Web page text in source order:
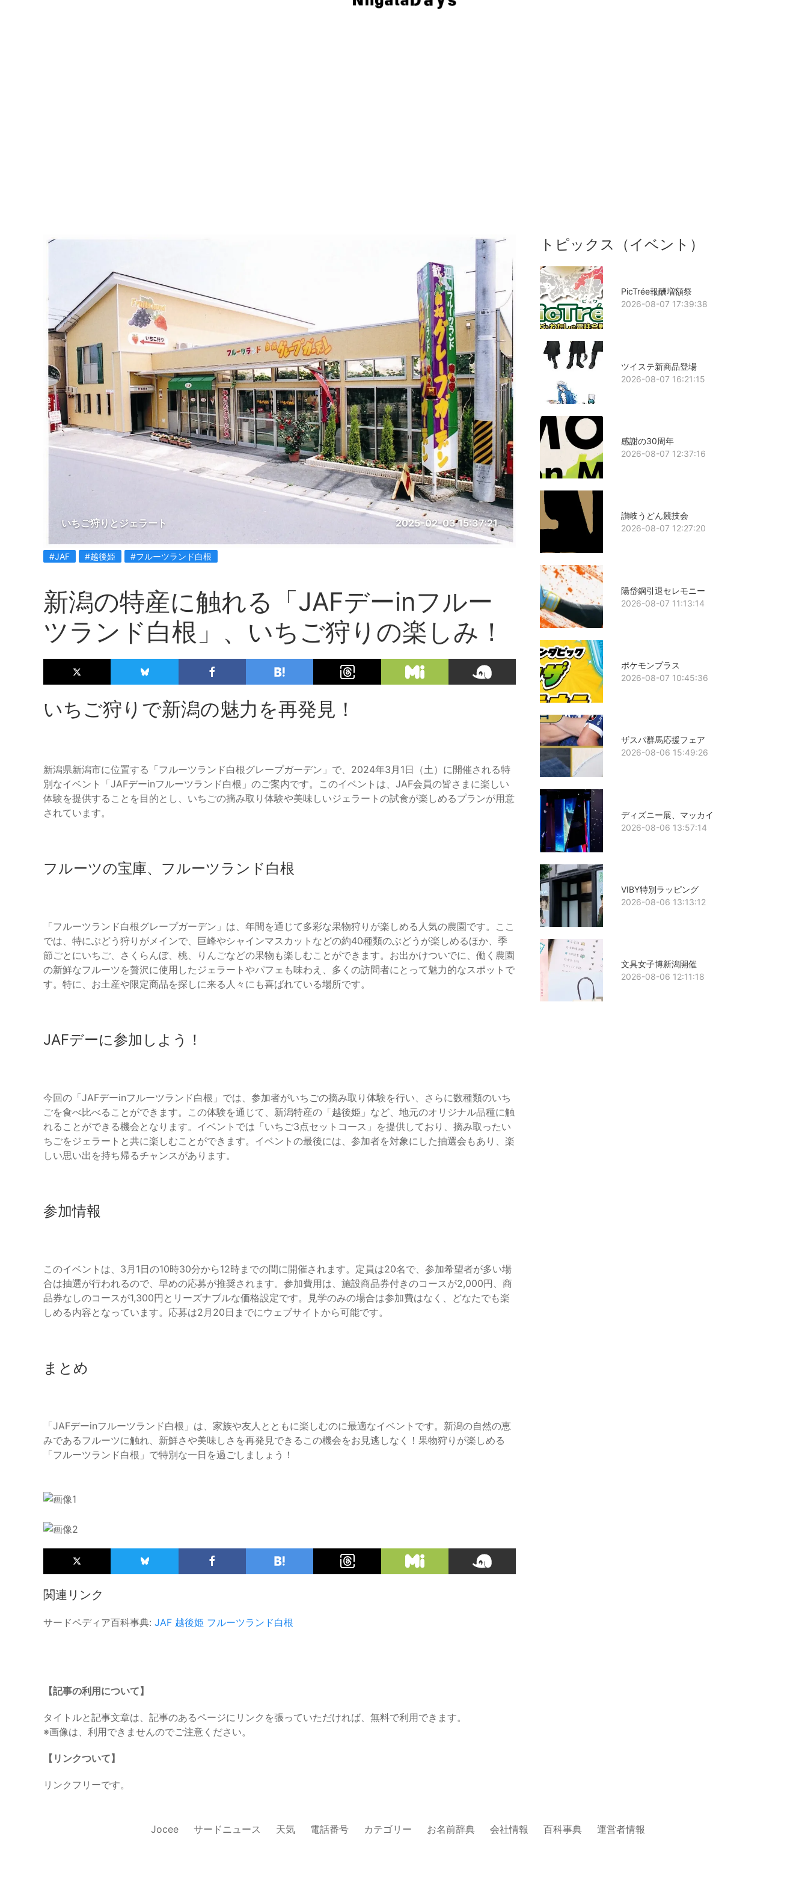
いちご狩りとジェラート 2025-02-03 15:37:21
#JAF #越後姫 #フルーツランド白根
新潟の特産に触れる「JAFデーinフルー
ツランド白根」、いちご狩りの楽しみ！
いちご狩りで新潟の魅力を再発見！
新潟県新潟市に位置する「フルーツランド白根グレープガーデン」で、2024年3月1日（土）に開催される特
別なイベント「JAFデーinフルーツランド白根」のご案内です。このイベントは、JAF会員の皆さまに楽しい
体験を提供することを目的とし、いちごの摘み取り体験や美味しいジェラートの試食が楽しめるプランが用意
されています。
フルーツの宝庫、フルーツランド白根
「フルーツランド白根グレープガーデン」は、年間を通じて多彩な果物狩りが楽しめる人気の農園です。ここ
では、特にぶどう狩りがメインで、巨峰やシャインマスカットなどの約40種類のぶどうが楽しめるほか、季
節ごとにいちご、さくらんぼ、桃、りんごなどの果物も楽しむことができます。お出かけついでに、働く農園
の新鮮なフルーツを贅沢に使用したジェラートやパフェも味わえ、多くの訪問者にとって魅力的なスポットで
す。特に、お土産や限定商品を探しに来る人々にも喜ばれている場所です。
JAFデーに参加しよう！
今回の「JAFデーinフルーツランド白根」では、参加者がいちごの摘み取り体験を行い、さらに数種類のいち
ごを食べ比べることができます。この体験を通じて、新潟特産の「越後姫」など、地元のオリジナル品種に触
れることができる機会となります。イベントでは「いちご3点セットコース」を提供しており、摘み取ったい
ちごをジェラートと共に楽しむことができます。イベントの最後には、参加者を対象にした抽選会もあり、楽
しい思い出を持ち帰るチャンスがあります。
参加情報
このイベントは、3月1日の10時30分から12時までの間に開催されます。定員は20名で、参加希望者が多い場
合は抽選が行われるので、早めの応募が推奨されます。参加費用は、施設商品券付きのコースが2,000円、商
品券なしのコースが1,300円とリーズナブルな価格設定です。見学のみの場合は参加費はなく、どなたでも楽
しめる内容となっています。応募は2月20日までにウェブサイトから可能です。
まとめ
「JAFデーinフルーツランド白根」は、家族や友人とともに楽しむのに最適なイベントです。新潟の自然の恵
みであるフルーツに触れ、新鮮さや美味しさを再発見できるこの機会をお見逃しなく！果物狩りが楽しめる
「フルーツランド白根」で特別な一日を過ごしましょう！
関連リンク
サードペディア百科事典: JAF 越後姫 フルーツランド白根
トピックス（イベント）
PicTrée報酬増額祭
2026-08-07 17:39:38
ツイステ新商品登場
2026-08-07 16:21:15
感謝の30周年
2026-08-07 12:37:16
讃岐うどん競技会
2026-08-07 12:27:20
陽岱鋼引退セレモニー
2026-08-07 11:13:14
ポケモンプラス
2026-08-07 10:45:36
ザスパ群馬応援フェア
2026-08-06 15:49:26
ディズニー展、マッカイ
2026-08-06 13:57:14
VIBY特別ラッピング
2026-08-06 13:13:12
文具女子博新潟開催
2026-08-06 12:11:18
【記事の利用について】
タイトルと記事文章は、記事のあるページにリンクを張っていただければ、無料で利用できます。
※画像は、利用できませんのでご注意ください。
【リンクついて】
リンクフリーです。
Jocee サードニュース 天気 電話番号 カテゴリー お名前辞典 会社情報 百科事典 運営者情報